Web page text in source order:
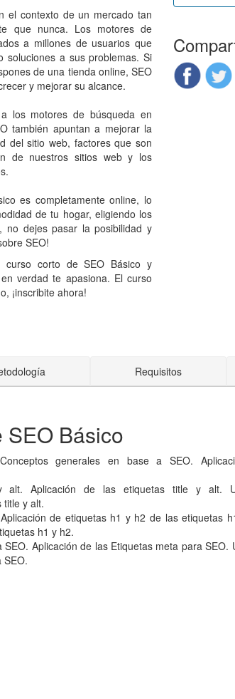
el contexto de un mercado tan
que nunca. Los motores de
a millones de usuarios que
soluciones a sus problemas. Si
de una tienda online, SEO
y mejorar su alcance.
los motores de búsqueda en
también apuntan a mejorar la
del sitio web, factores que son
de nuestros sitios web y los
es completamente online, lo
de tu hogar, eligiendo los
no dejes pasar la posibilidad y
SEO!
curso corto de SEO Básico y
verdad te apasiona. El curso
¡inscribite ahora!
Requisitos
SEO Básico
generales en base a SEO.
alt. Aplicación de las etiquetas title y alt.
title y alt.
de etiquetas h1 y h2 de las etiquetas
h1 y h2.
Aplicación de las Etiquetas meta para SEO.
SEO.